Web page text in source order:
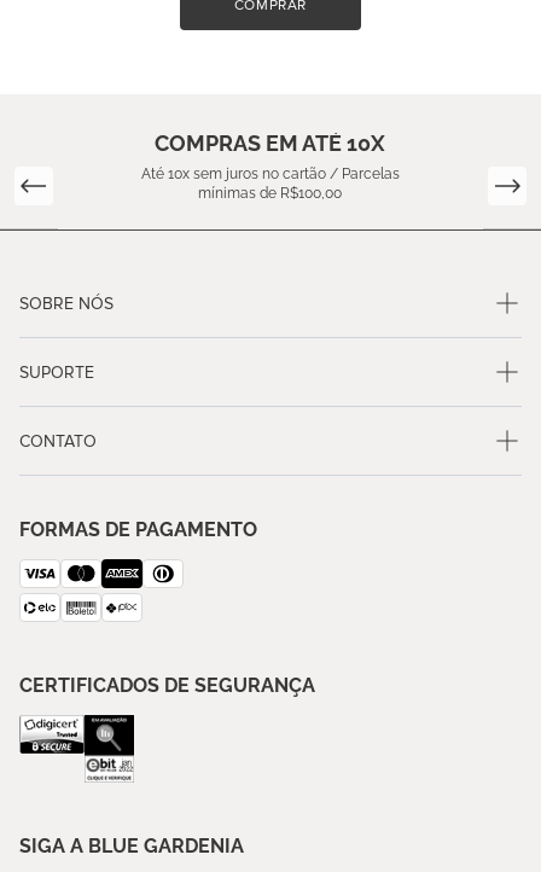
COMPRAR
COMPRAS EM ATÉ 10X
Até 10x sem juros no cartão / Parcelas
mínimas de R$100,00
SOBRE NÓS
SUPORTE
CONTATO
FORMAS DE PAGAMENTO
CERTIFICADOS DE SEGURANÇA
SIGA A BLUE GARDENIA